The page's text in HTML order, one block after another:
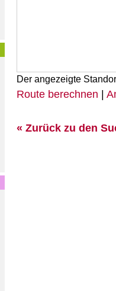
Der angezeigte
Route berechnen |
« Zurück zu den